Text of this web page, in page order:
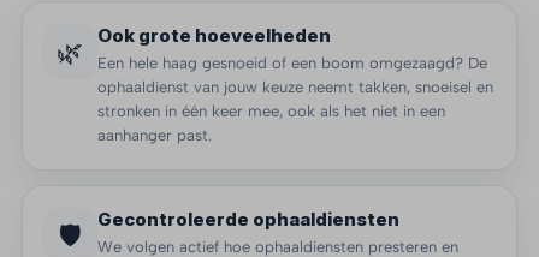
🌿 Ook grote hoeveelheden
Een hele haag gesnoeid of een boom omgezaagd? De
ophaaldienst van jouw keuze neemt takken, snoeisel en
stronken in één keer mee, ook als het niet in een
aanhanger past.
🛡️ Gecontroleerde ophaaldiensten
We volgen actief hoe ophaaldiensten presteren en